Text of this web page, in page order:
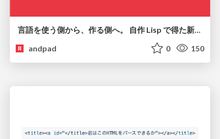
andpad
0 150